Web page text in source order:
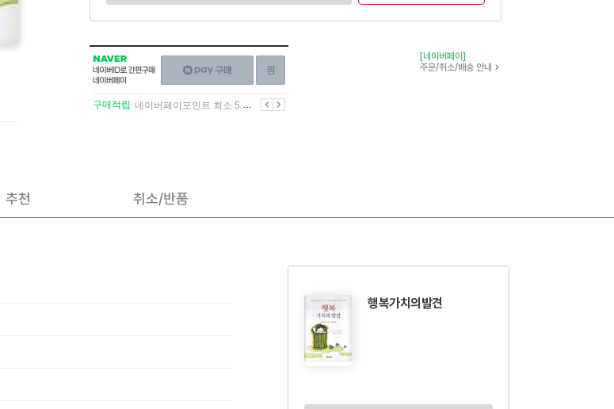
NAVER
네이버
ID로
간편구매
네이버페이
구매하기
이전
구매적립 네이버페이포인트 최소 5.5% 적립 다음
[네이버페이]
주문/취소/배송 안내
추천 취소/반품
행복가치의발견